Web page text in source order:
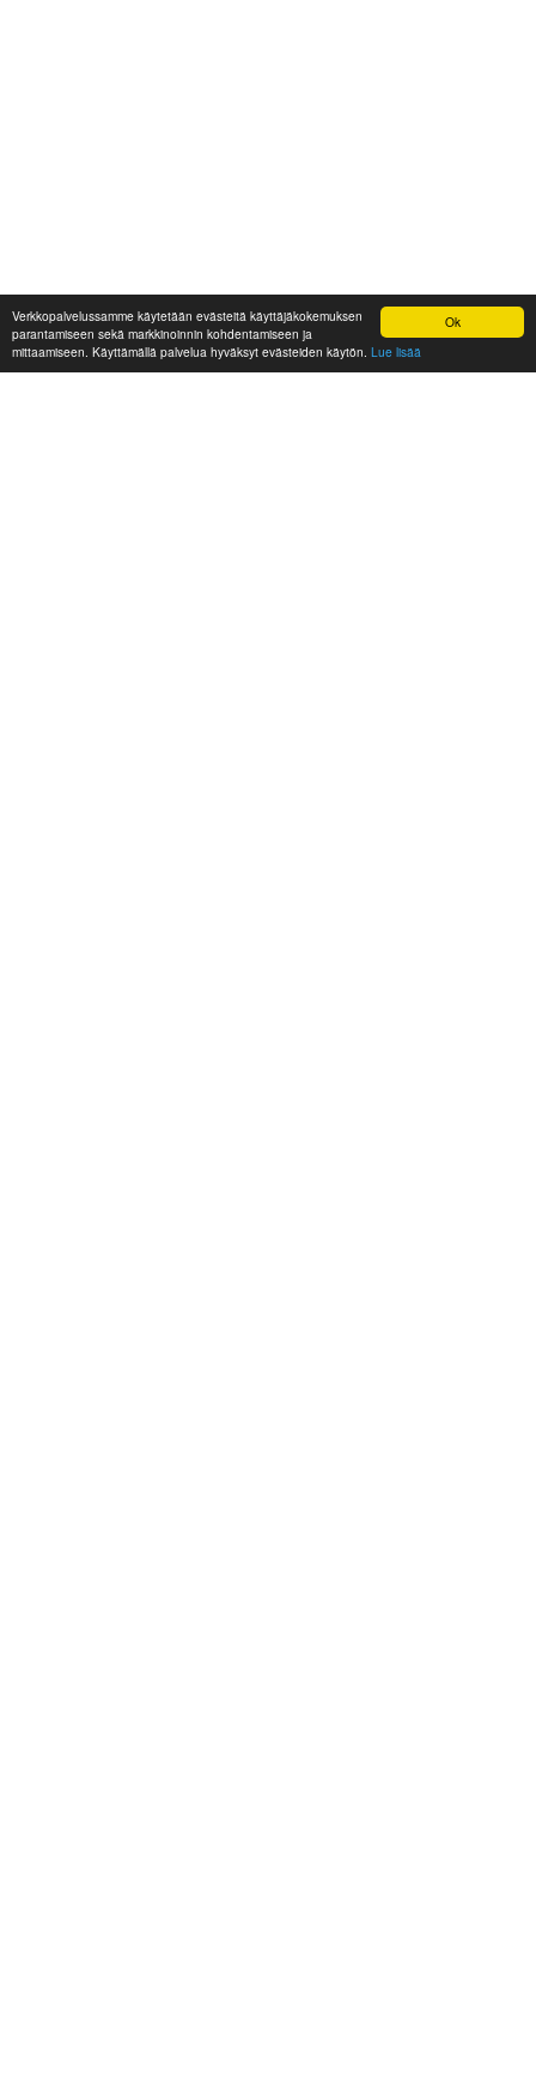
Ok
Verkkopalvelussamme käytetään evästeitä käyttäjäkokemuksen
parantamiseen sekä markkinoinnin kohdentamiseen ja
mittaamiseen. Käyttämällä palvelua hyväksyt evästeiden käytön. Lue lisää